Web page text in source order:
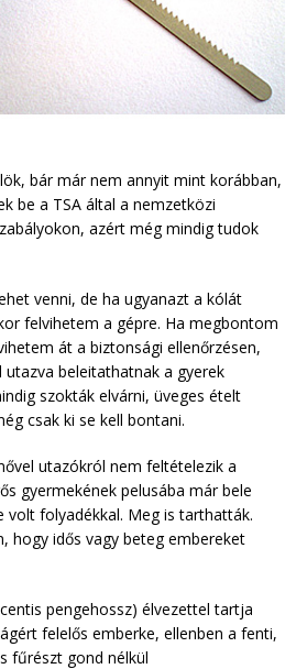
bár már nem annyit mint korábban,
be a TSA által a nemzetközi
azért még mindig tudok
venni, de ha ugyanazt a kólát
felvihetem a gépre. Ha megbontom
át a biztonsági ellenőrzésen,
utazva beleitathatnak a gyerek
szokták elvárni, üveges ételt
csak ki se kell bontani.
utazókról nem feltételezik a
gyermekének pelusába már bele
volt folyadékkal. Meg is tarthatták.
hogy idős vagy beteg embereket
pengehossz) élvezettel tartja
felelős emberke, ellenben a fenti,
fűrészt gond nélkül